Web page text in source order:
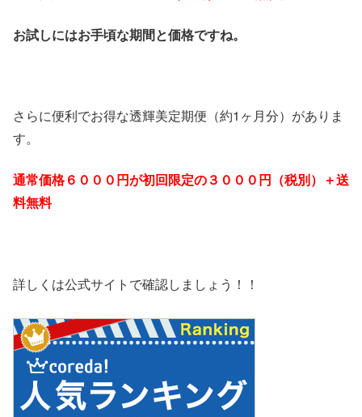
お試しにはお手頃な期間と価格ですね。
さらに便利でお得な透輝美定期便（約1ヶ月分）がありま
す。
通常価格６０００円が初回限定の３０００円（税別）＋送
料無料
詳しくは公式サイトで確認しましょう！！